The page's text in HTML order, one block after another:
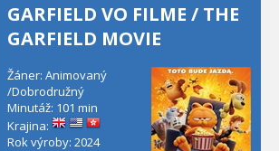
GARFIELD VO FILME / THE
GARFIELD MOVIE
Žáner: Animovaný
/Dobrodružný
Minutáž: 101 min
Krajina:
Rok výroby: 2024